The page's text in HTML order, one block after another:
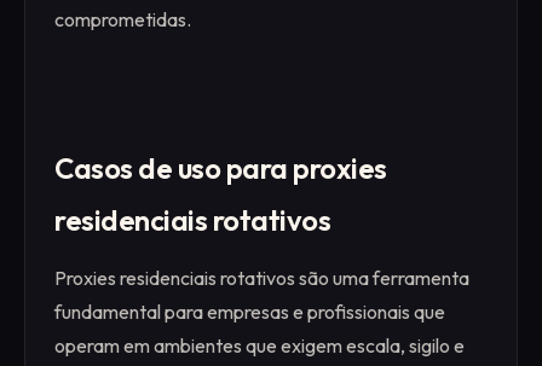
comprometidas.
Casos de uso para proxies
residenciais rotativos
Proxies residenciais rotativos são uma ferramenta
fundamental para empresas e profissionais que
operam em ambientes que exigem escala, sigilo e